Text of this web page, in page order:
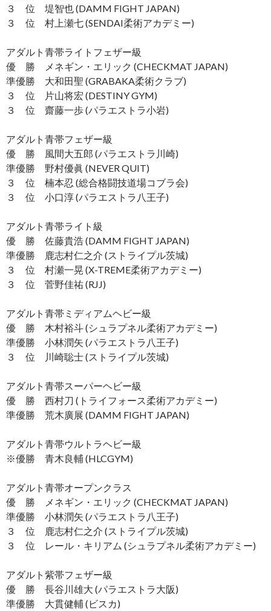
３ 位 堤智也 (DAMM FIGHT JAPAN)
３ 位 村上瀬七 (SENDAI柔術アカデミー)
アダルト青帯ライトフェザー級
優 勝 メネギン・エリック (CHECKMAT JAPAN)
準優勝 大和田聖 (GRABAKA柔術クラブ)
３ 位 片山将宏 (DESTINY GYM)
３ 位 齋藤一歩 (パラエストラ小岩)
アダルト青帯フェザー級
優 勝 風間大五郎 (パラエストラ川崎)
準優勝 野村優眞 (NEVER QUIT)
３ 位 楠本忍 (総合格闘技道場コブラ会)
３ 位 小口淳 (パラエストラ八王子)
アダルト青帯ライト級
優 勝 佐藤貴浩 (DAMM FIGHT JAPAN)
準優勝 鹿志村仁之介 (ストライプル茨城)
３ 位 村瀬一晃 (X-TREME柔術アカデミー)
３ 位 菅野佳祐 (RJJ)
アダルト青帯ミディアムヘビー級
優 勝 木村裕斗 (シュラプネル柔術アカデミー)
準優勝 小林潤矢 (パラエストラ八王子)
３ 位 川崎聡士 (ストライプル茨城)
アダルト青帯スーパーヘビー級
優 勝 西村刀 (トライフォース柔術アカデミー)
準優勝 荒木廣展 (DAMM FIGHT JAPAN)
アダルト青帯ウルトラヘビー級
※優勝 青木良輔 (HLCGYM)
アダルト青帯オープンクラス
優 勝 メネギン・エリック (CHECKMAT JAPAN)
準優勝 小林潤矢 (パラエストラ八王子)
３ 位 鹿志村仁之介 (ストライプル茨城)
３ 位 レール・キリアム (シュラプネル柔術アカデミー)
アダルト紫帯フェザー級
優 勝 長谷川雄大 (パラエストラ大阪)
準優勝 大貫健輔 (ビスカ)